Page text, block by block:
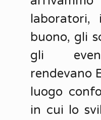
buono, gli
gli
rendevano
luogo
in cui lo